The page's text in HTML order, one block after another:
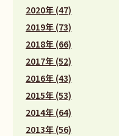
2020年 (47)
2019年 (73)
2018年 (66)
2017年 (52)
2016年 (43)
2015年 (53)
2014年 (64)
2013年 (56)